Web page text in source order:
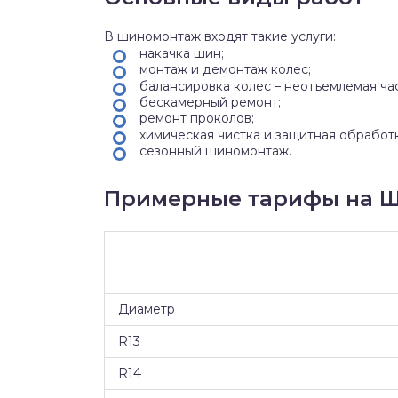
В шиномонтаж входят такие услуги:
накачка шин;
монтаж и демонтаж колес;
балансировка колес – неотъемлемая
бескамерный ремонт;
ремонт проколов;
химическая чистка и защитная
сезонный шиномонтаж.
Примерные тарифы на
Диаметр
R13
R14